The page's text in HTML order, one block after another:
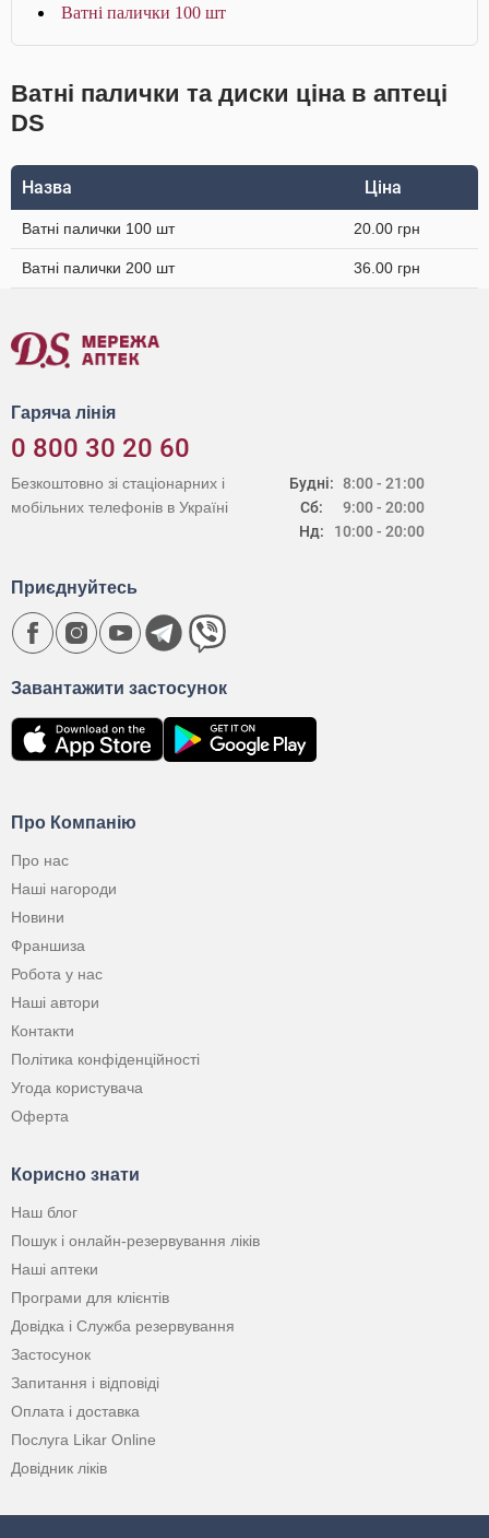
Ватні палички 100 шт
Ватні палички та диски ціна в аптеці
DS
Назва Ціна
Ватні палички 100 шт 20.00 грн
Ватні палички 200 шт 36.00 грн
Гаряча лінія
0 800 30 20 60
Будні:
Сб:
Нд:
8:00 - 21:00
9:00 - 20:00
10:00 - 20:00
Безкоштовно зі стаціонарних і
мобільних телефонів в Україні
Про Компанію
Про нас
Наші нагороди
Новини
Франшиза
Робота у нас
Наші автори
Контакти
Політика конфіденційності
Угода користувача
Оферта
Корисно знати
Наш блог
Пошук і онлайн-резервування ліків
Наші аптеки
Програми для клієнтів
Довідка і Служба резервування
Застосунок
Запитання і відповіді
Оплата і доставка
Послуга Likar Online
Довідник ліків
Завантажити застосунок
Приєднуйтесь